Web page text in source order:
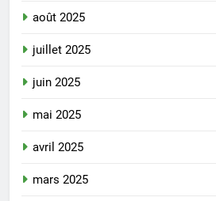
août 2025
juillet 2025
juin 2025
mai 2025
avril 2025
mars 2025